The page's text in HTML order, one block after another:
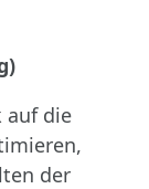
auf die
der